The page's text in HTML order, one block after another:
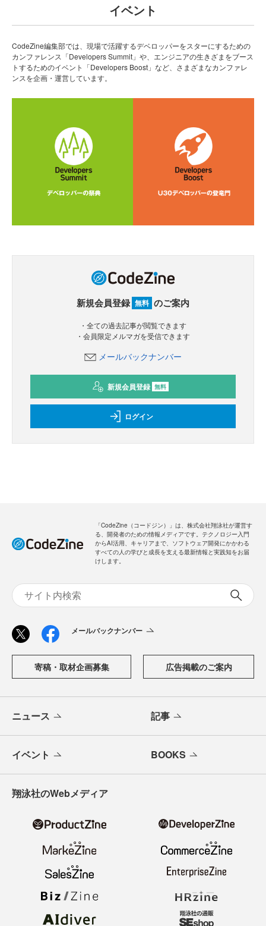
イベント
CodeZine編集部では、現場で活躍するデベロッパーをスターにするための
カンファレンス「Developers Summit」や、エンジニアの生きざまをブース
トするためのイベント「Developers Boost」など、さまざまなカンファレ
ンスを企画・運営しています。
新規会員登録 無料 のご案内
・全ての過去記事が閲覧できます
・会員限定メルマガを受信できます
メールバックナンバー
新規会員登録 無料
ログイン
「CodeZine（コードジン）」は、株式会社翔泳社が運営す
る、開発者のための情報メディアです。テクノロジー入門
からAI活用、キャリアまで、ソフトウェア開発にかかわる
すべての人の学びと成長を支える最新情報と実践知をお届
けします。
メールバックナンバー
寄稿・取材企画募集 広告掲載のご案内
ニュース 記事
イベント BOOKS
翔泳社のWebメディア